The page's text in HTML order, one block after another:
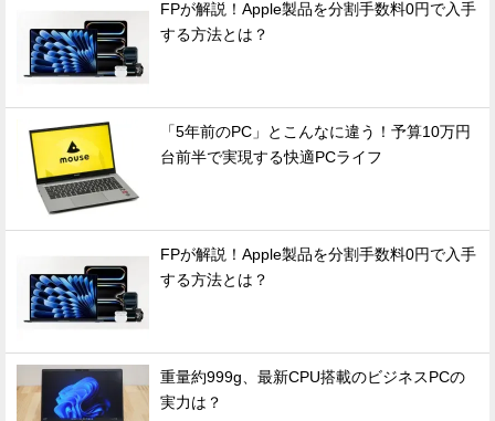
FPが解説！Apple製品を分割手数料0円で入手
する方法とは？
「5年前のPC」とこんなに違う！予算10万円
台前半で実現する快適PCライフ
FPが解説！Apple製品を分割手数料0円で入手
する方法とは？
重量約999g、最新CPU搭載のビジネスPCの
実力は？